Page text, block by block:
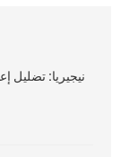
نيجيريا: تضليل